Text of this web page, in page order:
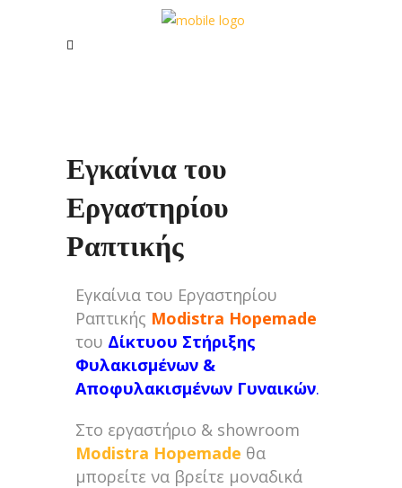
Εγκαίνια του
Εργαστηρίου
Ραπτικής
Εγκαίνια του Εργαστηρίου
Ραπτικής Modistra Hopemade
του Δίκτυου Στήριξης
Φυλακισμένων &
Αποφυλακισμένων Γυναικών.
Στο εργαστήριο & showroom
Modistra Hopemade θα
μπορείτε να βρείτε μοναδικά